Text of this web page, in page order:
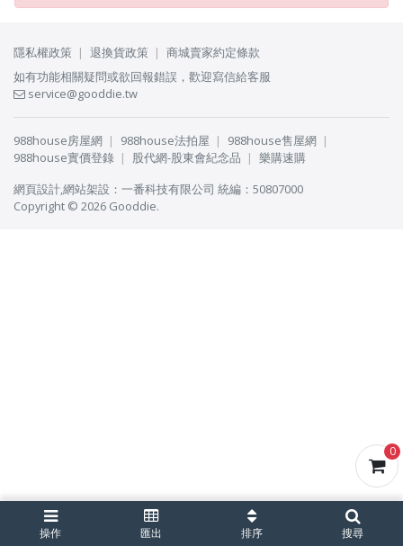
0
操作 匯出 排序 搜尋
隱私權政策 退換貨政策
商城賣家約定條款
如有功能相關疑問或欲回報錯誤，歡迎寫信給客服
service@gooddie.tw
988house房屋網 988house法拍屋
988house售屋網
988house實價登錄
股代網-股東會紀念品
樂購速購
網頁設計,網站架設 ： 一番科技有限公司 統編：50807000
Copyright © 2026 Gooddie.